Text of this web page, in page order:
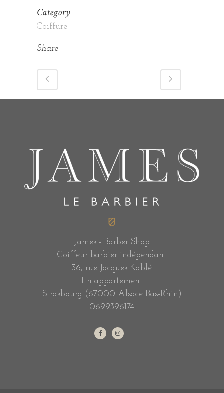
Category
Coiffure
Share
James - Barber Shop
Coiffeur barbier indépendant
36, rue Jacques Kablé
En appartement
Strasbourg (67000 Alsace Bas-Rhin)
0699396174